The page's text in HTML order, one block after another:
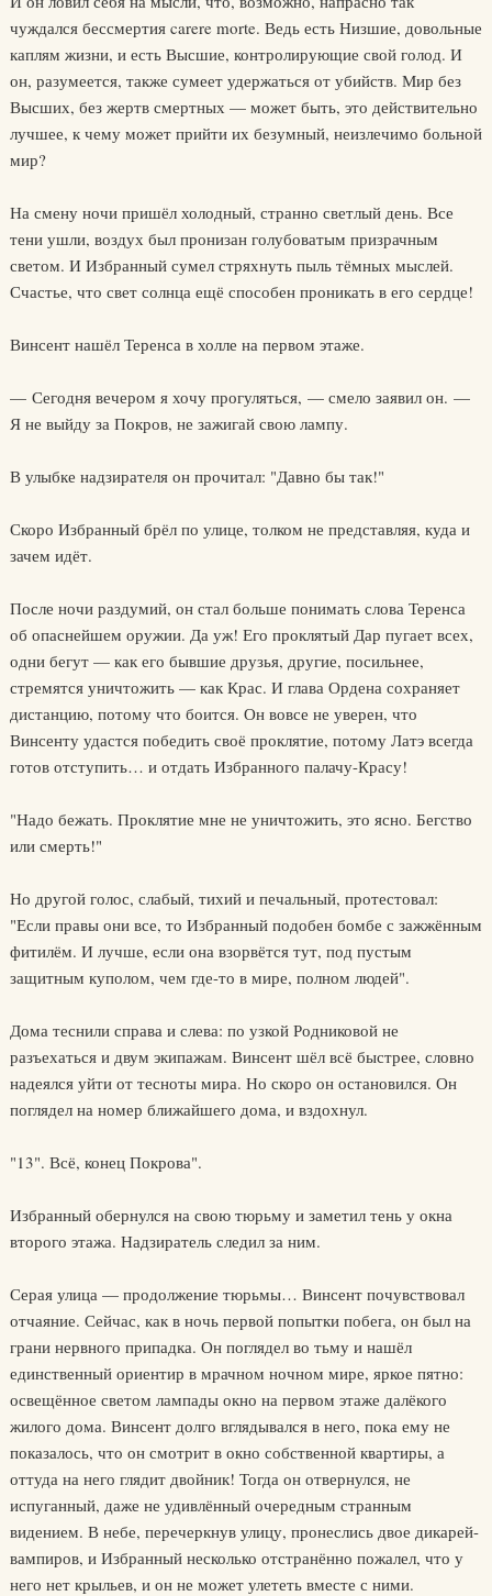
чуждался бессмертия carere morte. Ведь есть Низшие, довольные
каплям жизни, и есть Высшие, контролирующие свой голод. И
он, разумеется, также сумеет удержаться от убийств. Мир без
Высших, без жертв смертных — может быть, это действительно
лучшее, к чему может прийти их безумный, неизлечимо больной
мир?
На смену ночи пришёл холодный, странно светлый день. Все
тени ушли, воздух был пронизан голубоватым призрачным
светом. И Избранный сумел стряхнуть пыль тёмных мыслей.
Счастье, что свет солнца ещё способен проникать в его сердце!
Винсент нашёл Теренса в холле на первом этаже.
— Сегодня вечером я хочу прогуляться, — смело заявил он. —
Я не выйду за Покров, не зажигай свою лампу.
В улыбке надзирателя он прочитал: "Давно бы так!"
Скоро Избранный брёл по улице, толком не представляя, куда и
зачем идёт.
После ночи раздумий, он стал больше понимать слова Теренса
об опаснейшем оружии. Да уж! Его проклятый Дар пугает всех,
одни бегут — как его бывшие друзья, другие, посильнее,
стремятся уничтожить — как Крас. И глава Ордена сохраняет
дистанцию, потому что боится. Он вовсе не уверен, что
Винсенту удастся победить своё проклятие, потому Латэ всегда
готов отступить… и отдать Избранного палачу-Красу!
"Надо бежать. Проклятие мне не уничтожить, это ясно. Бегство
или смерть!"
Но другой голос, слабый, тихий и печальный, протестовал:
"Если правы они все, то Избранный подобен бомбе с зажжённым
фитилём. И лучше, если она взорвётся тут, под пустым
защитным куполом, чем где-то в мире, полном людей".
Дома теснили справа и слева: по узкой Родниковой не
разъехаться и двум экипажам. Винсент шёл всё быстрее, словно
надеялся уйти от тесноты мира. Но скоро он остановился. Он
поглядел на номер ближайшего дома, и вздохнул.
"13". Всё, конец Покрова".
Избранный обернулся на свою тюрьму и заметил тень у окна
второго этажа. Надзиратель следил за ним.
Серая улица — продолжение тюрьмы… Винсент почувствовал
отчаяние. Сейчас, как в ночь первой попытки побега, он был на
грани нервного припадка. Он поглядел во тьму и нашёл
единственный ориентир в мрачном ночном мире, яркое пятно:
освещённое светом лампады окно на первом этаже далёкого
жилого дома. Винсент долго вглядывался в него, пока ему не
показалось, что он смотрит в окно собственной квартиры, а
оттуда на него глядит двойник! Тогда он отвернулся, не
испуганный, даже не удивлённый очередным странным
видением. В небе, перечеркнув улицу, пронеслись двое дикарей-
вампиров, и Избранный несколько отстранённо пожалел, что у
него нет крыльев, и он не может улететь вместе с ними.